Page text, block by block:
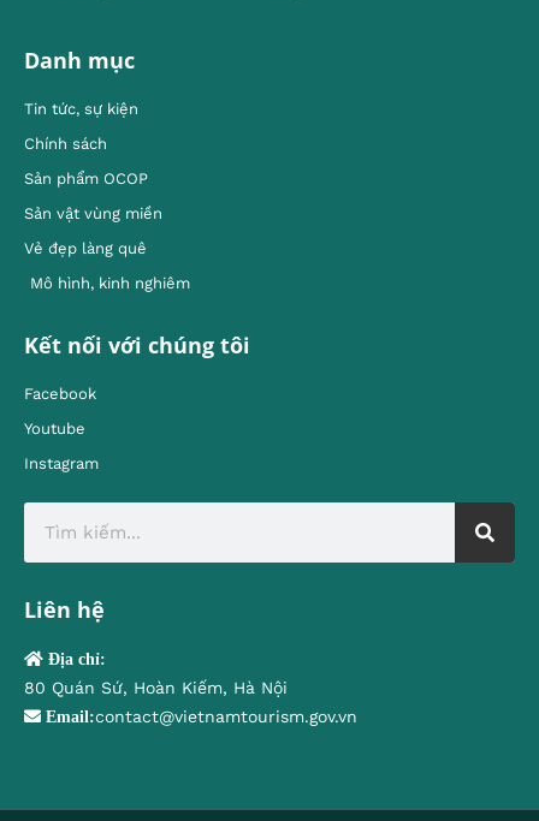
Danh mục
Tin tức, sự kiện
Chính sách
Sản phẩm OCOP
Sản vật vùng miền
Vẻ đẹp làng quê
Mô hình, kinh nghiêm
Kết nối với chúng tôi
Facebook
Youtube
Instagram
Liên hệ
Địa chỉ:
80 Quán Sứ, Hoàn Kiếm, Hà Nội
Email:contact@vietnamtourism.gov.vn